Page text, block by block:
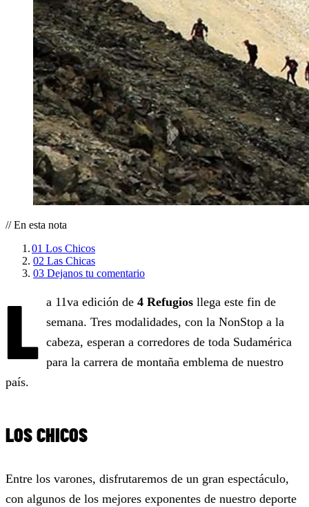
// En esta nota
01 Los Chicos
02 Las Chicas
03 Dejanos tu comentario
L a 11va edición de 4 Refugiosllega este fin de
semana. Tres modalidades, con la NonStop a la
cabeza, esperan a corredores de toda Sudamérica
para la carrera de montaña emblema de nuestro
país.
LOS CHICOS
Entre los varones, disfrutaremos de un gran espectáculo,
con algunos de los mejores exponentes de nuestro deporte